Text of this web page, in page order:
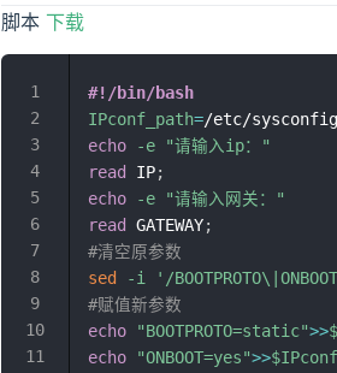
脚本 下载
#!/bin/bash
IPconf_path=
echo
-e
"请输入ip："
read
IP;
echo
-e
"请输入网关："
read
GATEWAY;
#清空原参数
sed
-i '/
#赋值新参数
echo
"BOOTPROTO=static">>
echo
"ONBOOT=yes">>